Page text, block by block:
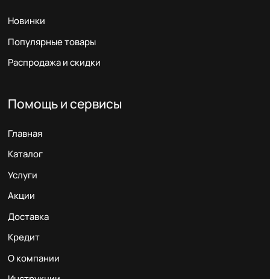
Новинки
Популярные товары
Распродажа и скидки
Помощь и сервисы
Главная
Каталог
Услуги
Акции
Доставка
Кредит
О компании